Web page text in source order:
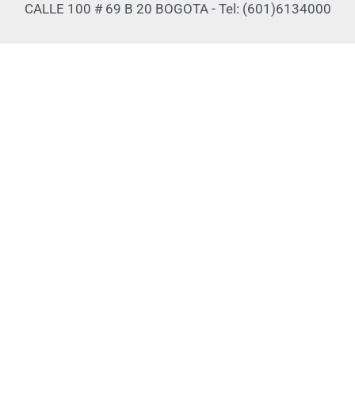
CALLE 100 # 69 B 20 BOGOTA - Tel: (601)6134000